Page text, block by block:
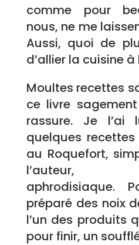
comme pour
nous, ne me
Aussi, quoi de
d’allier la cuisine à
Moultes recettes
ce livre
rassure. Je
quelques
au Roquefort,
l’auteur,
aphrodisiaque.
préparé des noix
l’un des produits
pour finir, un